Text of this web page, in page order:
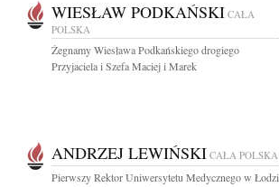
WIESŁAW PODKAŃSKI CAŁA
POLSKA
Żegnamy Wiesława Podkańskiego drogiego
Przyjaciela i Szefa Maciej i Marek
ANDRZEJ LEWIŃSKI CAŁA POLSKA
Pierwszy Rektor Uniwersytetu Medycznego w Łodzi